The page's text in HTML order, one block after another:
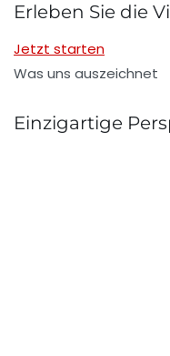
Erleben Sie die
Jetzt starten
Was uns auszeichnet
Einzigartige